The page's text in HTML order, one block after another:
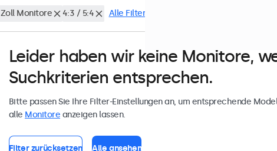
Monitore 4:3 / 5:4 Alle Filter löschen
Leider haben wir keine Monitore,
Suchkriterien entsprechen.
Bitte passen Sie Ihre Filter-Einstellungen an, um entsprechende
alle Monitore anzeigen lassen.
Filter zurücksetzen Alle ansehen